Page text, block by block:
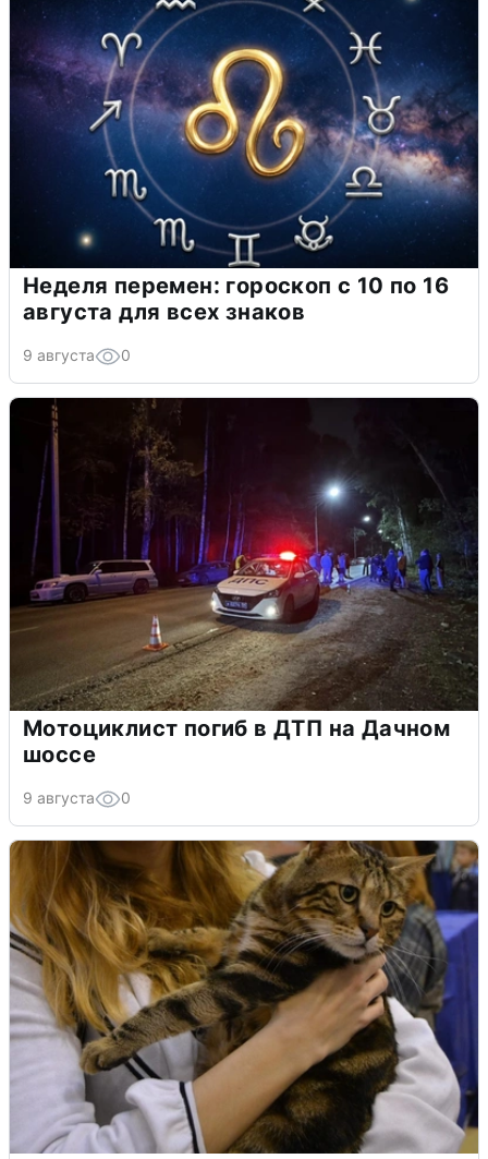
Неделя перемен: гороскоп с 10 по 16
августа для всех знаков
9 августа 0
Мотоциклист погиб в ДТП на Дачном
шоссе
9 августа 0